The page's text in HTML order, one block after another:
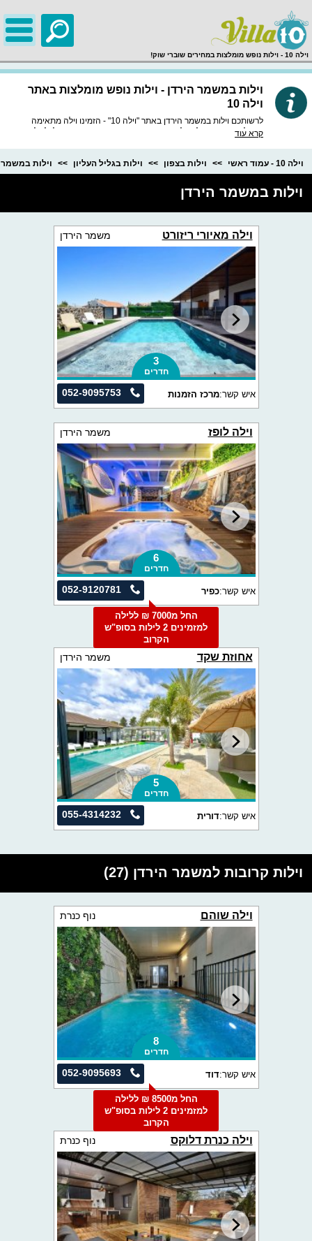
וילה 10 - וילות נופש מומלצות במחירים שוברי שוק!
וילות במשמר הירדן - וילות נופש מומלצות באתר
וילה 10
לרשותכם וילות במשמר הירדן באתר "וילה 10" - הזמינו וילה מתאימה
ומומלצת, באתר שלנו וילות נופש איכותיות ומובחרות במיוחד, לכל וילה
קרא עוד
וילה 10 - עמוד ראשי וילות בצפון וילות בגליל העליון וילות במשמר
וילות במשמר הירדן
וילה מאיורי ריזורט משמר הירדן
3
חדרים
052-9095753 איש קשר:מרכז הזמנות
וילה לופז משמר הירדן
6
חדרים
052-9120781 איש קשר:כפיר
החל מ7000 ₪ ללילה
למזמינים 2 לילות בסופ"ש
הקרוב
אחוזת שקד משמר הירדן
5
חדרים
055-4314232 איש קשר:דורית
וילות קרובות למשמר הירדן (27)
וילה שוהם נוף כנרת
8
חדרים
052-9095693 איש קשר:דוד
החל מ8500 ₪ ללילה
למזמינים 2 לילות בסופ"ש
הקרוב
וילה כנרת דלוקס נוף כנרת